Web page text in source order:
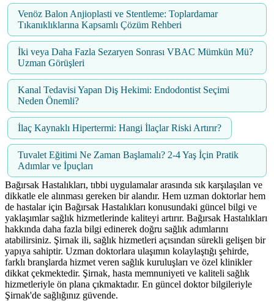
Venöz Balon Anjioplasti ve Stentleme: Toplardamar
Tıkanıklıklarına Kapsamlı Çözüm Rehberi
İki veya Daha Fazla Sezaryen Sonrası VBAC Mümkün Mü?
Uzman Görüşleri
Kanal Tedavisi Yapan Diş Hekimi: Endodontist Seçimi
Neden Önemli?
İlaç Kaynaklı Hipertermi: Hangi İlaçlar Riski Artırır?
Tuvalet Eğitimi Ne Zaman Başlamalı? 2-4 Yaş İçin Pratik
Adımlar ve İpuçları
Bağırsak Hastalıkları, tıbbi uygulamalar arasında sık karşılaşılan ve
dikkatle ele alınması gereken bir alandır. Hem uzman doktorlar hem
de hastalar için Bağırsak Hastalıkları konusundaki güncel bilgi ve
yaklaşımlar sağlık hizmetlerinde kaliteyi artırır. Bağırsak Hastalıkları
hakkında daha fazla bilgi edinerek doğru sağlık adımlarını
atabilirsiniz. Şirnak ili, sağlık hizmetleri açısından sürekli gelişen bir
yapıya sahiptir. Uzman doktorlara ulaşımın kolaylaştığı şehirde,
farklı branşlarda hizmet veren sağlık kuruluşları ve özel klinikler
dikkat çekmektedir. Şirnak, hasta memnuniyeti ve kaliteli sağlık
hizmetleriyle ön plana çıkmaktadır. En güncel doktor bilgileriyle
Şirnak'de sağlığınız güvende.